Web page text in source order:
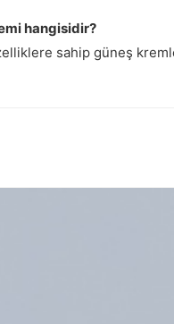
hangisidir?
sahip güneş